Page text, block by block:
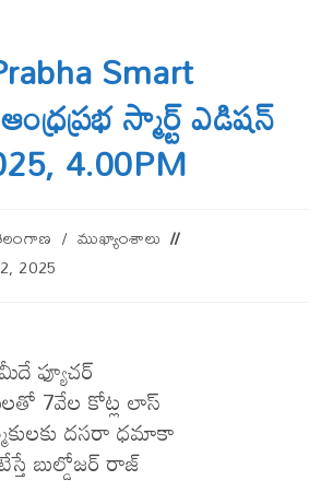
Smart
స్మార్ట్ ఎడిష‌న్
4.00PM
/ ముఖ్యాంశాలు
2025
ఫ్యూచర్​
7వేల కోట్ల లాస్​
దసరా ధమాకా
బుల్డోజర్​ రాజ్​